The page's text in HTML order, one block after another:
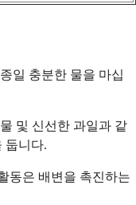
일 충분한 물을 마십
및 신선한 과일과 같
둡니다.
동은 배변을 촉진하는